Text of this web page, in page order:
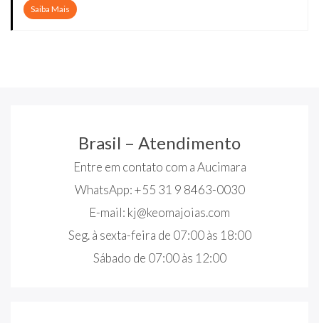
Saiba Mais
Brasil – Atendimento
Entre em contato com a Aucimara
WhatsApp: +55 31 9 8463-0030
E-mail: kj@keomajoias.com
Seg. à sexta-feira de 07:00 às 18:00
Sábado de 07:00 às 12:00